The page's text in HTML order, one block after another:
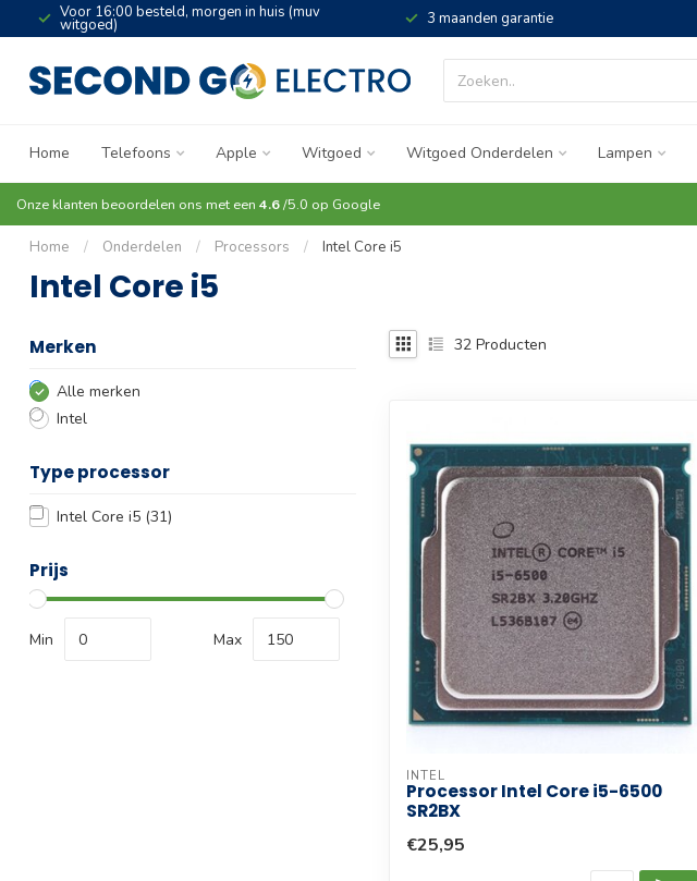
Voor 16:00 besteld, morgen in huis (muv
witgoed) 3 maanden garantie
Home Telefoons Apple Witgoed Witgoed Onderdelen Lampen
Onze klanten beoordelen ons met een 4.6/5.0 op Google
Home / Onderdelen / Processors / Intel Core i5
Intel Core i5
Merken
Alle merken
Intel
Type processor
Intel Core i5 (31)
Prijs
Min Max
32 Producten
INTEL
Processor Intel Core i5-6500
SR2BX
€25,95